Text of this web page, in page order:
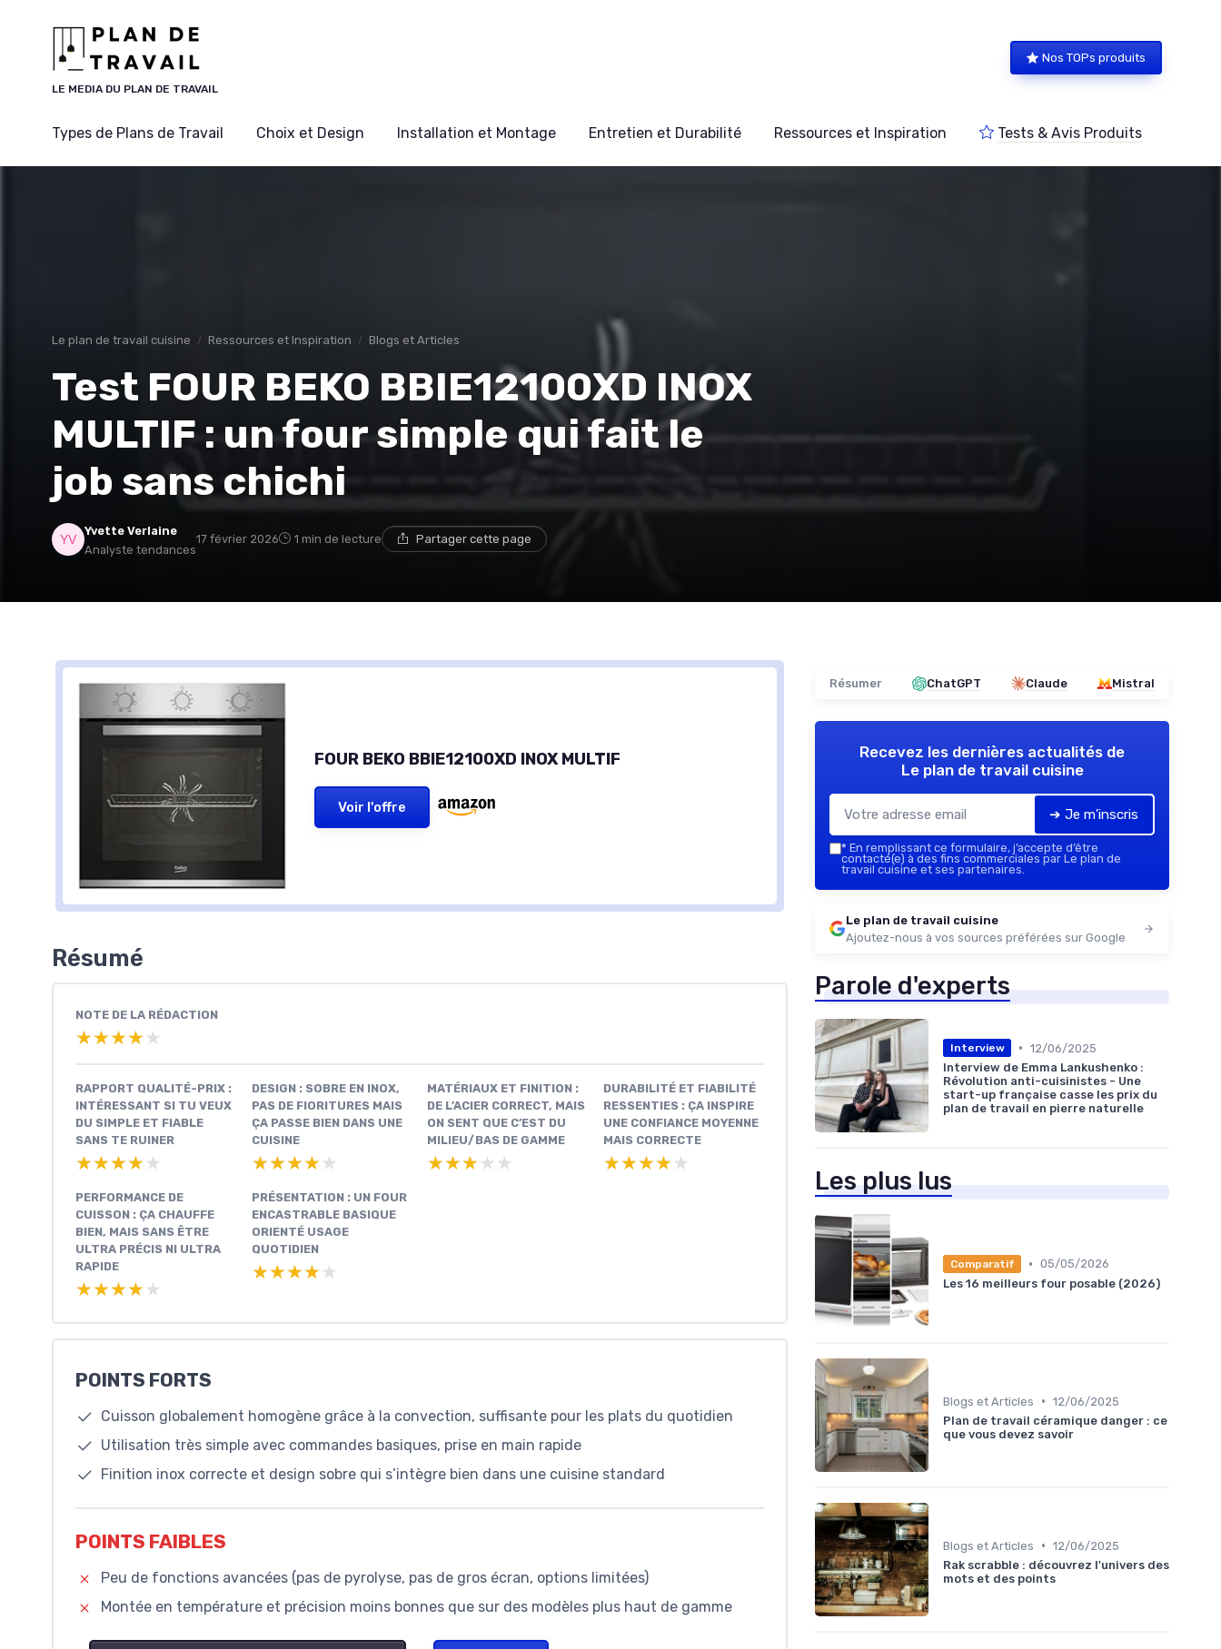
LE MEDIA DU PLAN DE TRAVAIL
Nos TOPs produits
Types de Plans de Travail Choix et Design Installation et Montage Entretien et Durabilité Ressources et Inspiration Tests & Avis Produits
Le plan de travail cuisine Ressources et Inspiration Blogs et Articles
Test FOUR BEKO BBIE12100XD INOX
MULTIF : un four simple qui fait le
job sans chichi
Yvette Verlaine
Analyste tendances
17 février 2026 1 min de lecture Partager cette page
FOUR BEKO BBIE12100XD INOX MULTIF
Voir l'offre
Résumé
NOTE DE LA RÉDACTION
★★★★★
★★★★★
RAPPORT QUALITÉ-PRIX :
INTÉRESSANT SI TU VEUX
DU SIMPLE ET FIABLE
SANS TE RUINER
★★★★★
★★★★★
DESIGN : SOBRE EN INOX,
PAS DE FIORITURES MAIS
ÇA PASSE BIEN DANS UNE
CUISINE
★★★★★
★★★★★
MATÉRIAUX ET FINITION :
DE L’ACIER CORRECT, MAIS
ON SENT QUE C’EST DU
MILIEU/BAS DE GAMME
★★★★★
★★★★★
DURABILITÉ ET FIABILITÉ
RESSENTIES : ÇA INSPIRE
UNE CONFIANCE MOYENNE
MAIS CORRECTE
★★★★★
★★★★★
PERFORMANCE DE
CUISSON : ÇA CHAUFFE
BIEN, MAIS SANS ÊTRE
ULTRA PRÉCIS NI ULTRA
RAPIDE
★★★★★
★★★★★
PRÉSENTATION : UN FOUR
ENCASTRABLE BASIQUE
ORIENTÉ USAGE
QUOTIDIEN
★★★★★
★★★★★
POINTS FORTS
Cuisson globalement homogène grâce à la convection, suffisante pour les plats du quotidien
Utilisation très simple avec commandes basiques, prise en main rapide
Finition inox correcte et design sobre qui s’intègre bien dans une cuisine standard
POINTS FAIBLES
Peu de fonctions avancées (pas de pyrolyse, pas de gros écran, options limitées)
Montée en température et précision moins bonnes que sur des modèles plus haut de gamme
Résumer ChatGPT Claude Mistral
Recevez les dernières actualités de
Le plan de travail cuisine
➔ Je m'inscris
* En remplissant ce formulaire, j’accepte d’être
contacté(e) à des fins commerciales par Le plan de
travail cuisine et ses partenaires.
Le plan de travail cuisine
Ajoutez-nous à vos sources préférées sur Google
Parole d'experts
Interview • 12/06/2025
Interview de Emma Lankushenko :
Révolution anti-cuisinistes - Une
start-up française casse les prix du
plan de travail en pierre naturelle
Les plus lus
Comparatif • 05/05/2026
Les 16 meilleurs four posable (2026)
Blogs et Articles • 12/06/2025
Plan de travail céramique danger : ce
que vous devez savoir
Blogs et Articles • 12/06/2025
Rak scrabble : découvrez l'univers des
mots et des points